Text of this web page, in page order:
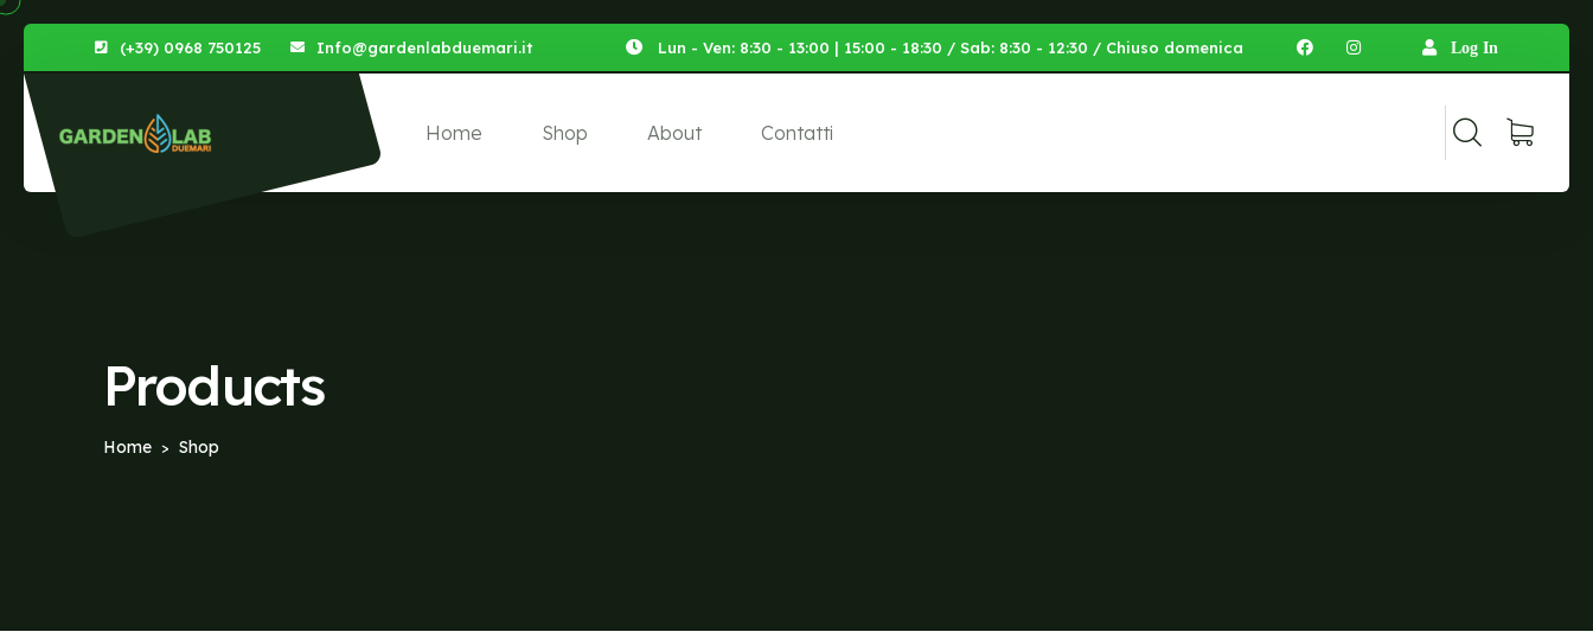
(+39) 0968 750125 Info@gardenlabduemari.it Lun - Ven: 8:30 - 13:00 | 15:00 - 18:30 / Sab: 8:30 - 12:30 / Chiuso domenica Log In
Home Shop About Contatti
Products
Home > Shop